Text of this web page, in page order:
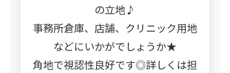
の立地♪
事務所倉庫、店舗、クリニック用地
などにいかがでしょうか★
角地で視認性良好です◎詳しくは担